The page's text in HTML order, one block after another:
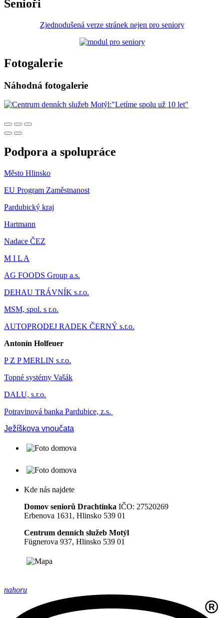
Senioři
Zjednodušená verze stránek nejen pro seniory
Fotogalerie
Náhodná fotogalerie
Podpora a spolupráce
Město Hlinsko
EU Program Zaměstnanost
Pardubický kraj
Hartmann
Nadace ČEZ
M I L A
AG FOODS Group a.s.
DEHAU TRÁVNÍK s.r.o.
MSM, spol. s r.o.
AUTOPRODEJ RADEK ČERNÝ s.r.o.
Antonín Holfeuer
P Z P MERLIN s.r.o.
Topné systémy Vašák
DALU, s.r.o.
Potravinová banka Pardubice, z.s.
Ježíškova vnoučata
Kde nás najdete
Domov seniorů Drachtinka IČO: 27520269
Erbenova 1631, Hlinsko 539 01
Centrum denních služeb Motýl
Fügnerova 937, Hlinsko 539 01
nahoru